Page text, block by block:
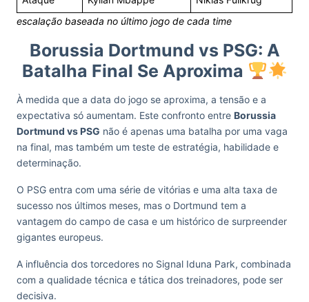
escalação baseada no último jogo de cada time
Borussia Dortmund vs PSG: A
Batalha Final Se Aproxima
À medida que a data do jogo se aproxima, a tensão e a
expectativa só aumentam. Este confronto entre Borussia
Dortmund vs PSG não é apenas uma batalha por uma vaga
na final, mas também um teste de estratégia, habilidade e
determinação.
O PSG entra com uma série de vitórias e uma alta taxa de
sucesso nos últimos meses, mas o Dortmund tem a
vantagem do campo de casa e um histórico de surpreender
gigantes europeus.
A influência dos torcedores no Signal Iduna Park, combinada
com a qualidade técnica e tática dos treinadores, pode ser
decisiva.